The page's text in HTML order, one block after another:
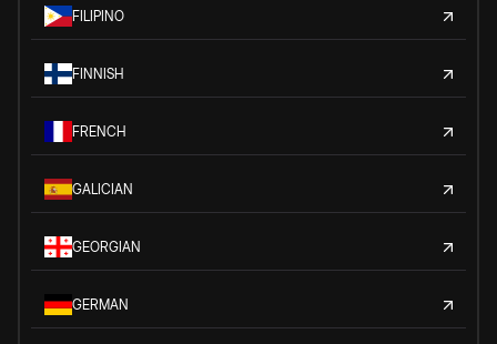
FILIPINO
FINNISH
FRENCH
GALICIAN
GEORGIAN
GERMAN